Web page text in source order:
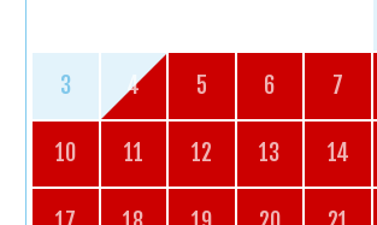
3 4 5 6 7
10 11 12 13 14